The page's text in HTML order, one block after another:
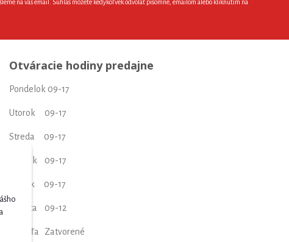
na váš email. Súhlas môžete kedykoľvek odvolať písomne, emailom alebo kliknutím na
Otváracie hodiny predajne
Pondelok 09-17
Utorok 09-17
Streda 09-17
Štvrtok 09-17
Piatok 09-17
Sobota 09-12
Nedeľa Zatvorené